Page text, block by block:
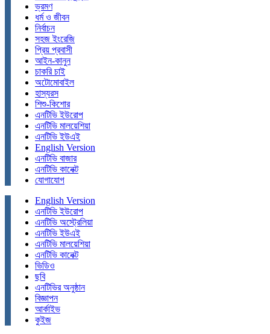
ভ্রমণ
ধর্ম ও জীবন
নির্বাচন
সহজ ইংরেজি
প্রিয় প্রবাসী
আইন-কানুন
চাকরি চাই
অটোমোবাইল
হাস্যরস
শিশু-কিশোর
এনটিভি ইউরোপ
এনটিভি মালয়েশিয়া
এনটিভি ইউএই
English Version
এনটিভি বাজার
এনটিভি কানেক্ট
যোগাযোগ
English Version
এনটিভি ইউরোপ
এনটিভি অস্ট্রেলিয়া
এনটিভি ইউএই
এনটিভি মালয়েশিয়া
এনটিভি কানেক্ট
ভিডিও
ছবি
এনটিভির অনুষ্ঠান
বিজ্ঞাপন
আর্কাইভ
কুইজ